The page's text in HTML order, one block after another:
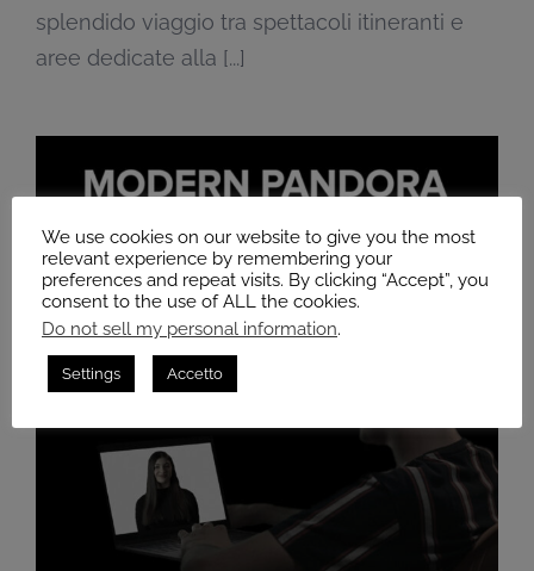
splendido viaggio tra spettacoli itineranti e
aree dedicate alla [...]
We use cookies on our website to give you the most
relevant experience by remembering your
preferences and repeat visits. By clicking “Accept”, you
consent to the use of ALL the cookies.
Do not sell my personal information.
Settings Accetto